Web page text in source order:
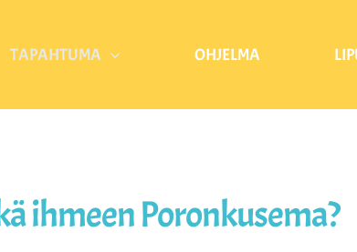
TAPAHTUMA OHJELMA
ihmeen Poronkusema?